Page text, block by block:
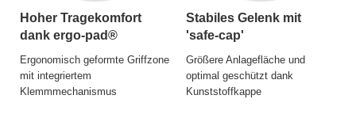
Hoher Tragekomfort
dank ergo-pad®
Ergonomisch geformte Griffzone
mit integriertem
Klemmmechanismus
Stabiles Gelenk mit
'safe-cap'
Größere Anlagefläche und
optimal geschützt dank
Kunststoffkappe